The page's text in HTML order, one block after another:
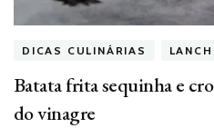
DICAS CULINÁRIAS
Batata frita sequinha e
do vinagre